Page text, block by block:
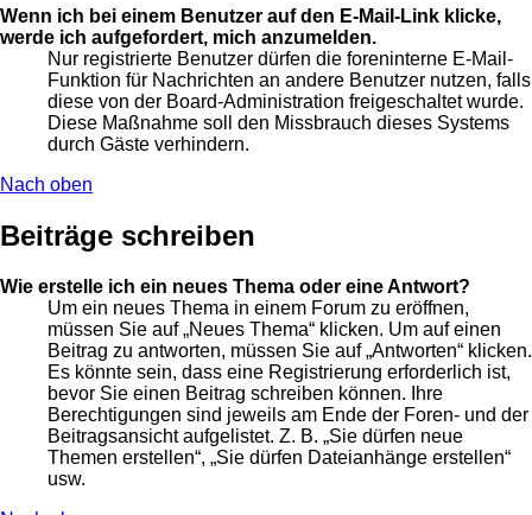
Wenn ich bei einem Benutzer auf den E-Mail-Link klicke,
werde ich aufgefordert, mich anzumelden.
Nur registrierte Benutzer dürfen die foreninterne E-Mail-
Funktion für Nachrichten an andere Benutzer nutzen, falls
diese von der Board-Administration freigeschaltet wurde.
Diese Maßnahme soll den Missbrauch dieses Systems
durch Gäste verhindern.
Nach oben
Beiträge schreiben
Wie erstelle ich ein neues Thema oder eine Antwort?
Um ein neues Thema in einem Forum zu eröffnen,
müssen Sie auf „Neues Thema“ klicken. Um auf einen
Beitrag zu antworten, müssen Sie auf „Antworten“ klicken.
Es könnte sein, dass eine Registrierung erforderlich ist,
bevor Sie einen Beitrag schreiben können. Ihre
Berechtigungen sind jeweils am Ende der Foren- und der
Beitragsansicht aufgelistet. Z. B. „Sie dürfen neue
Themen erstellen“, „Sie dürfen Dateianhänge erstellen“
usw.